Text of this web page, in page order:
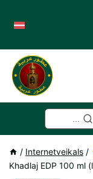
content
/ Internetveikals /
Khadlaj EDP 100 ml